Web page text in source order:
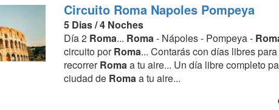
Circuito Roma Napoles Pompeya
5 Dias / 4 Noches
Día 2 Roma... Roma- Nápoles - Pompeya -
circuito porRoma... Contarás con días libres
recorrerRomaa tu aire... Un día libre completo
ciudad de Romaa tu aire...